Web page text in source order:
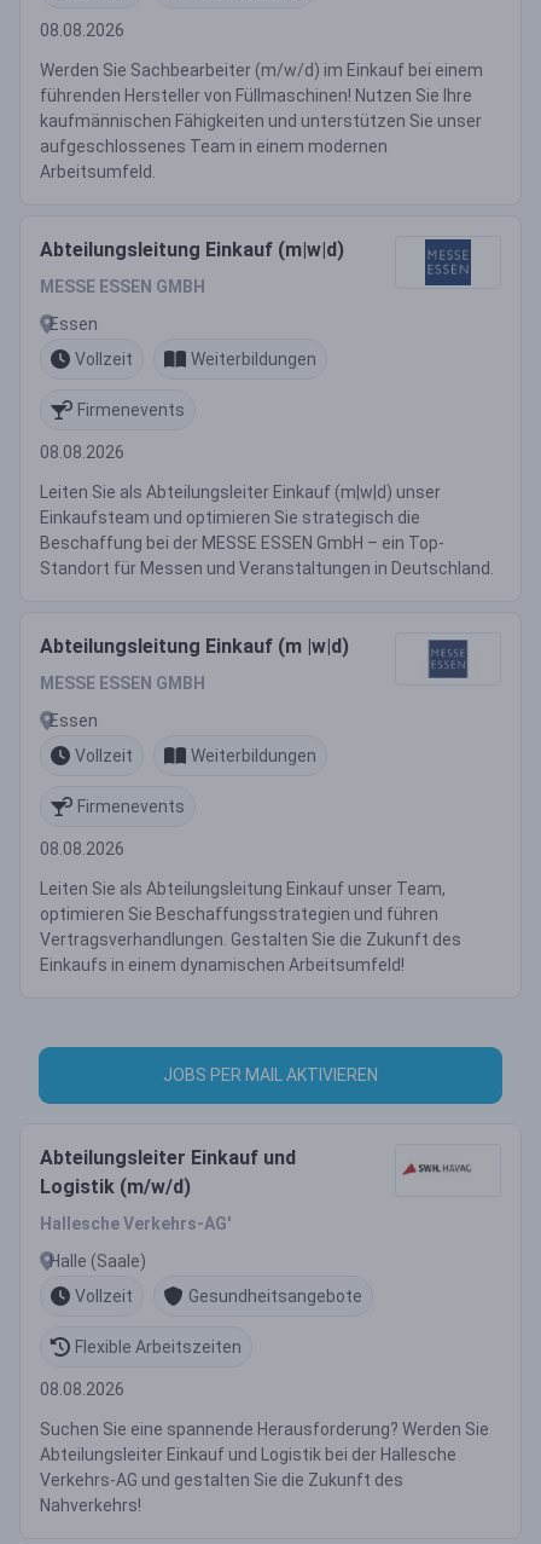
08.08.2026
Werden Sie Sachbearbeiter (m/w/d) im Einkauf bei einem
führenden Hersteller von Füllmaschinen! Nutzen Sie Ihre
kaufmännischen Fähigkeiten und unterstützen Sie unser
aufgeschlossenes Team in einem modernen
Arbeitsumfeld.
Abteilungsleitung Einkauf (m|w|d)
MESSE ESSEN GMBH
Essen
Vollzeit
Weiterbildungen
Firmenevents
08.08.2026
Leiten Sie als Abteilungsleiter Einkauf (m|w|d) unser
Einkaufsteam und optimieren Sie strategisch die
Beschaffung bei der MESSE ESSEN GmbH – ein Top-
Standort für Messen und Veranstaltungen in Deutschland.
Abteilungsleitung Einkauf (m |w|d)
MESSE ESSEN GMBH
Essen
Vollzeit
Weiterbildungen
Firmenevents
08.08.2026
Leiten Sie als Abteilungsleitung Einkauf unser Team,
optimieren Sie Beschaffungsstrategien und führen
Vertragsverhandlungen. Gestalten Sie die Zukunft des
Einkaufs in einem dynamischen Arbeitsumfeld!
JOBS PER MAIL AKTIVIEREN
Abteilungsleiter Einkauf und
Logistik (m/w/d)
Hallesche Verkehrs-AG'
Halle (Saale)
Vollzeit
Gesundheitsangebote
Flexible Arbeitszeiten
08.08.2026
Suchen Sie eine spannende Herausforderung? Werden Sie
Abteilungsleiter Einkauf und Logistik bei der Hallesche
Verkehrs-AG und gestalten Sie die Zukunft des
Nahverkehrs!